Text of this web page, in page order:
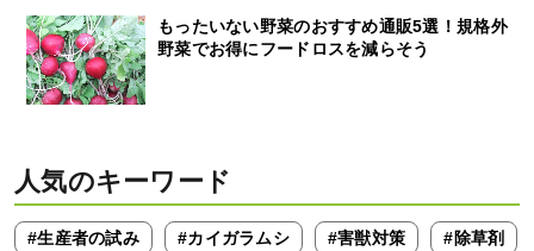
もったいない野菜のおすすめ通販5選！規格外
野菜でお得にフードロスを減らそう
人気のキーワード
#生産者の試み #カイガラムシ #害獣対策 #除草剤